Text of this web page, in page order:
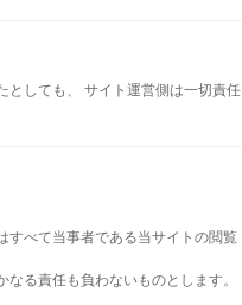
としても、 サイト運営側は一切責任
すべて当事者である当サイトの閲覧
る責任も負わないものとします。